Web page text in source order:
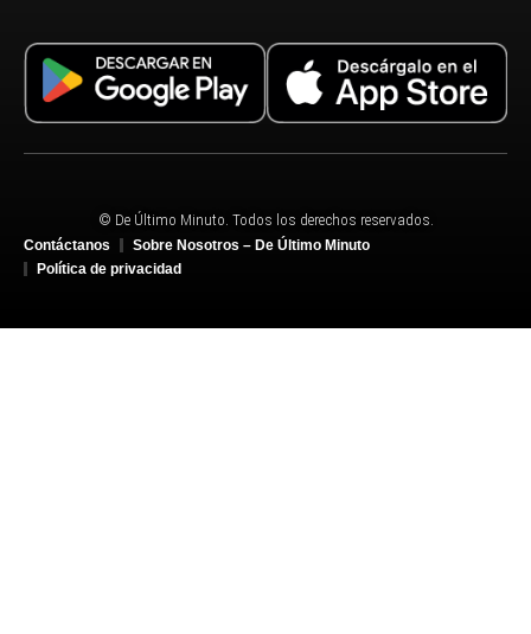
© De Último Minuto. Todos los derechos reservados.
Contáctanos
Sobre Nosotros – De Último Minuto
Política de privacidad